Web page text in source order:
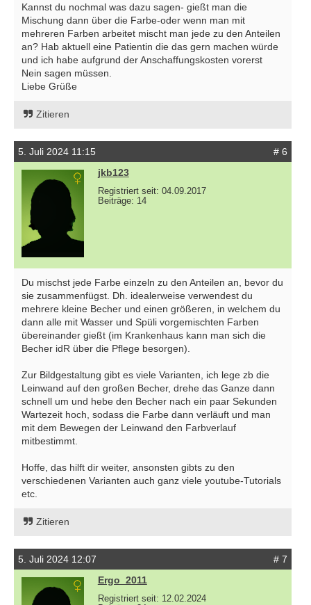
Kannst du nochmal was dazu sagen- gießt man die
Mischung dann über die Farbe-oder wenn man mit
mehreren Farben arbeitet mischt man jede zu den Anteilen
an? Hab aktuell eine Patientin die das gern machen würde
und ich habe aufgrund der Anschaffungskosten vorerst
Nein sagen müssen.
Liebe Grüße
Zitieren
5. Juli 2024 11:15
# 6
jkb123
Registriert seit: 04.09.2017
Beiträge: 14
Du mischst jede Farbe einzeln zu den Anteilen an, bevor du
sie zusammenfügst. Dh. idealerweise verwendest du
mehrere kleine Becher und einen größeren, in welchem du
dann alle mit Wasser und Spüli vorgemischten Farben
übereinander gießt (im Krankenhaus kann man sich die
Becher idR über die Pflege besorgen).
Zur Bildgestaltung gibt es viele Varianten, ich lege zb die
Leinwand auf den großen Becher, drehe das Ganze dann
schnell um und hebe den Becher nach ein paar Sekunden
Wartezeit hoch, sodass die Farbe dann verläuft und man
mit dem Bewegen der Leinwand den Farbverlauf
mitbestimmt.
Hoffe, das hilft dir weiter, ansonsten gibts zu den
verschiedenen Varianten auch ganz viele youtube-Tutorials
etc.
Zitieren
5. Juli 2024 12:07
# 7
Ergo_2011
Registriert seit: 12.02.2024